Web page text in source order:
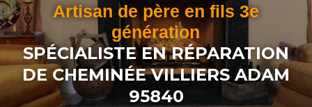
Artisan de père en fils 3e
génération
SPÉCIALISTE EN RÉPARATION
DE CHEMINÉE VILLIERS ADAM
95840